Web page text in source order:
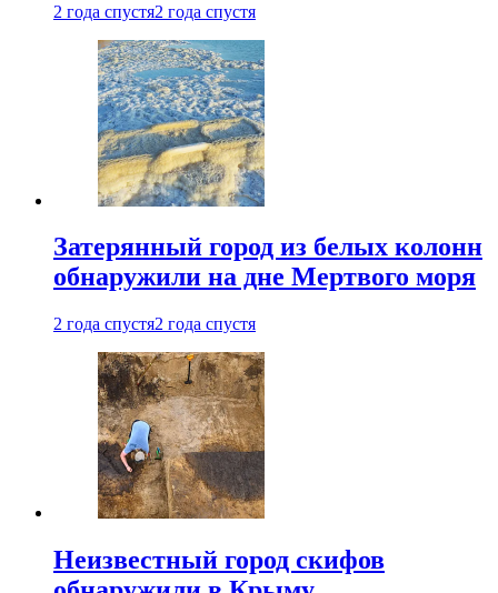
2 года спустя2 года спустя
Затерянный город из белых колонн
обнаружили на дне Мертвого моря
2 года спустя2 года спустя
Неизвестный город скифов